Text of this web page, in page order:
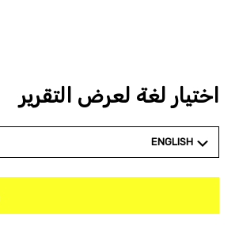
اختيار لغة لعرض التقرير
ENGLISH